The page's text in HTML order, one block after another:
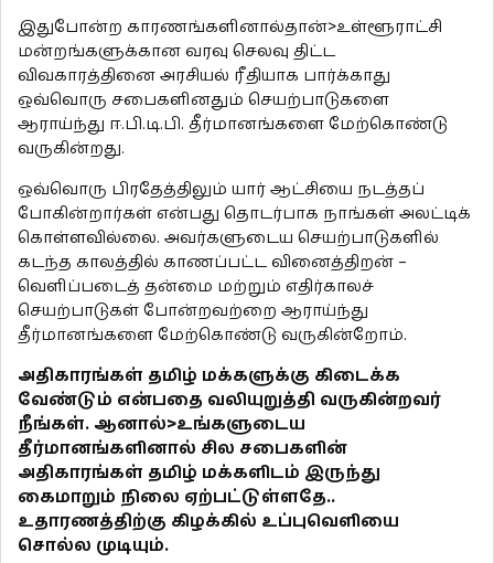
இதுபோன்ற காரணங்களினால்தான்>உள்ளூராட்சி
மன்றங்களுக்கான வரவு செலவு திட்ட
விவகாரத்தினை அரசியல் ரீதியாக பார்க்காது
ஒவ்வொரு சபைகளினதும் செயற்பாடுகளை
ஆராய்ந்து ஈ.பி.டி.பி. தீர்மானங்களை மேற்கொண்டு
வருகின்றது.
ஒவ்வொரு பிரதேத்திலும் யார் ஆட்சியை நடத்தப்
போகின்றார்கள் என்பது தொடர்பாக நாங்கள் அலட்டிக்
கொள்ளவில்லை. அவர்களுடைய செயற்பாடுகளில்
கடந்த காலத்தில் காணப்பட்ட வினைத்திறன் –
வெளிப்படைத் தன்மை மற்றும் எதிர்காலச்
செயற்பாடுகள் போன்றவற்றை ஆராய்ந்து
தீர்மானங்களை மேற்கொண்டு வருகின்றோம்.
அதிகாரங்கள் தமிழ் மக்களுக்கு கிடைக்க
வேண்டும் என்பதை வலியுறுத்தி வருகின்றவர்
நீங்கள். ஆனால்>உங்களுடைய
தீர்மானங்களினால் சில சபைகளின்
அதிகாரங்கள் தமிழ் மக்களிடம் இருந்து
கைமாறும் நிலை ஏற்பட்டுள்ளதே..
உதாரணத்திற்கு கிழக்கில் உப்புவெளியை
சொல்ல முடியும்.